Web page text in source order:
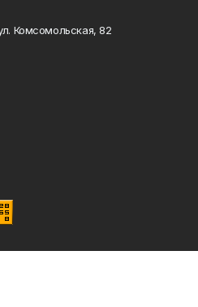
Комсомольская, 82